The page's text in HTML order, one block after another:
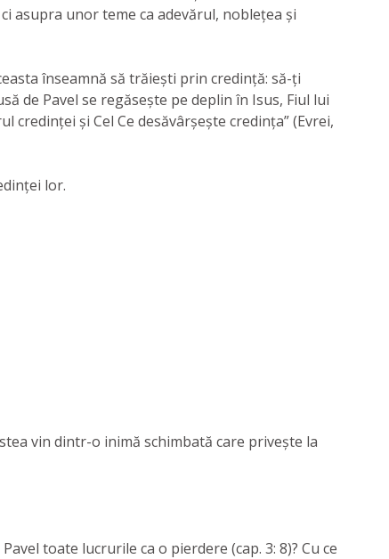
asupra unor teme ca adevărul, noblețea și
înseamnă să trăiești prin credință: să-ți
de Pavel se regăsește pe deplin în Isus, Fiul lui
credinței și Cel Ce desăvârșește credința” (Evrei,
lor.
vin dintr-o inimă schimbată care privește la
toate lucrurile ca o pierdere (cap. 3: 8)? Cu ce